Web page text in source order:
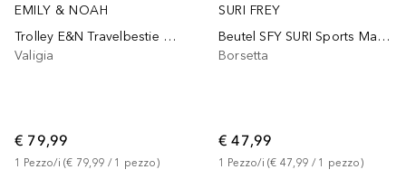
EMILY & NOAH
Trolley E&N Travelbestie Werner
Valigia
€ 79,99
1 Pezzo/i (€ 79,99 / 1 pezzo)
SURI FREY
Beutel SFY SURI Sports Marry
Borsetta
€ 47,99
1 Pezzo/i (€ 47,99 / 1 pezzo)